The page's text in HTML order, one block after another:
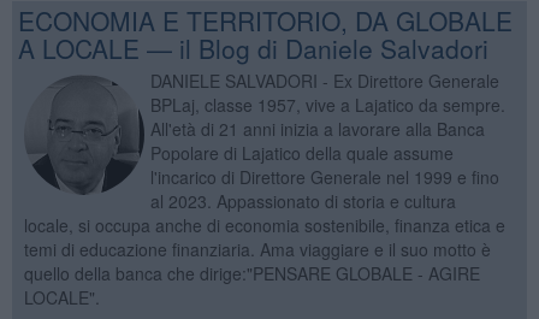
ECONOMIA E TERRITORIO, DA GLOBALE
A LOCALE — il Blog di Daniele Salvadori
DANIELE SALVADORI - Ex Direttore Generale
BPLaj, classe 1957, vive a Lajatico da sempre.
All'età di 21 anni inizia a lavorare alla Banca
Popolare di Lajatico della quale assume
l'incarico di Direttore Generale nel 1999 e fino
al 2023. Appassionato di storia e cultura
locale, si occupa anche di economia sostenibile, finanza etica e
temi di educazione finanziaria. Ama viaggiare e il suo motto è
quello della banca che dirige:"PENSARE GLOBALE - AGIRE
LOCALE".